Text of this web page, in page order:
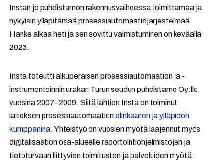
Instan jo puhdistamon rakennusvaiheessa toimittamaa ja
nykyisin ylläpitämää prosessiautomaatiojärjestelmää.
Hanke alkaa heti ja sen sovittu valmistuminen on keväällä
2023.
Insta toteutti alkuperäisen prosessiautomaation ja -
instrumentoinnin urakan Turun seudun puhdistamo Oy:lle
vuosina 2007–2009. Siitä lähtien Insta on toiminut
laitoksen prosessiautomaationelinkaaren ja ylläpidon
kumppanina. Yhteistyö on vuosien myötä laajennut myös
digitalisaation osa-alueelle raportointiohjelmistojen ja
tietoturvaan liittyvien toimitusten ja palveluiden myötä.